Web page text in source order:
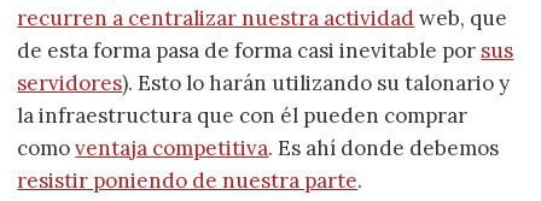
recurren a centralizar nuestra actividadweb, que
de esta forma pasa de forma casi inevitable por sus
servidores). Esto lo harán utilizando su talonario y
la infraestructura que con él pueden comprar
comoventaja competitiva. Es ahí donde debemos
resistir poniendo de nuestra parte.